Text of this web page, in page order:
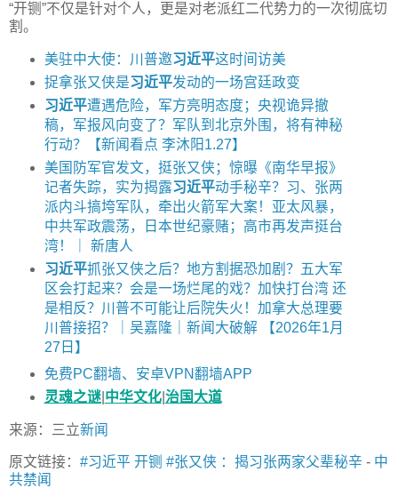
“开铡”不仅是针对个人，更是对老派红二代势力的一次彻底切
割。
美驻中大使：川普邀习近平这时间访美
捉拿张又侠是习近平发动的一场宫廷政变
习近平遭遇危险，军方亮明态度；央视诡异撤
稿，军报风向变了？军队到北京外围，将有神秘
行动？【新闻看点 李沐阳1.27】
美国防军官发文，挺张又侠；惊曝《南华早报》
记者失踪，实为揭露习近平动手秘辛？习、张两
派内斗搞垮军队，牵出火箭军大案！亚太风暴，
中共军政震荡，日本世纪豪赌；高市再发声挺台
湾！｜ 新唐人
习近平抓张又侠之后？地方割据恐加剧？五大军
区会打起来？会是一场烂尾的戏？加快打台湾 还
是相反？川普不可能让后院失火！加拿大总理要
川普接招？｜吴嘉隆｜新闻大破解 【2026年1月
27日】
免费PC翻墙、安卓VPN翻墙APP
灵魂之谜| 中华文化| 治国大道
来源：三立新闻
原文链接： #习近平 开铡 #张又侠 ：揭习张两家父辈秘辛 - 中
共禁闻